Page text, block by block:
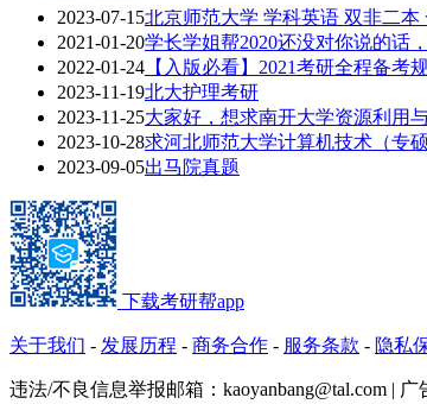
2023-07-15北京师范大学 学科英语 双非二本
2021-01-20学长学姐帮2020还没对你说的话
2022-01-24 【入版必看】2021考研全程备考
2023-11-19北大护理考研
2023-11-25大家好，想求南开大学资源利用
2023-10-28求河北师范大学计算机技术（专
2023-09-05出马院真题
下载考研帮app
关于我们 - 发展历程 - 商务合作 - 服务条款 - 隐私
违法/不良信息举报邮箱：kaoyanbang@tal.com |